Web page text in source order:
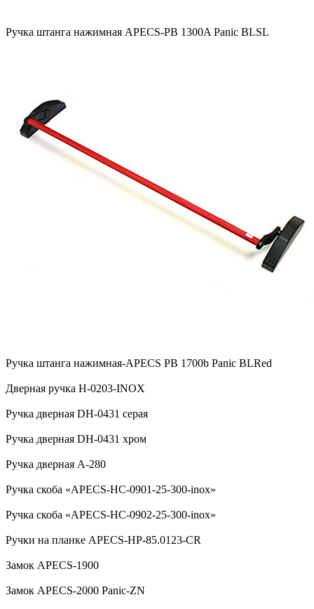
Ручка штанга нажимная APECS-PB 1300A Panic BLSL
Ручка штанга нажимная-APECS PB 1700b Panic BLRed
Дверная ручка H-0203-INOX
Ручка дверная DH-0431 серая
Ручка дверная DH-0431 хром
Ручка дверная А-280
Ручка скоба «APECS-HC-0901-25-300-inox»
Ручка скоба «APECS-HC-0902-25-300-inox»
Ручки на планке APECS-HP-85.0123-CR
Замок APECS-1900
Замок APECS-2000 Panic-ZN